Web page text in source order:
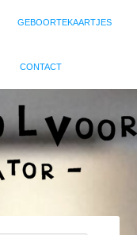
GEBOORTEKAARTJES
CONTACT